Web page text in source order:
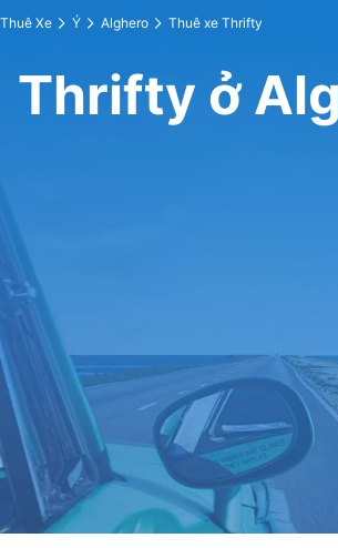
Thuê Xe Ý Alghero Thuê xe Thrifty
Thrifty ở